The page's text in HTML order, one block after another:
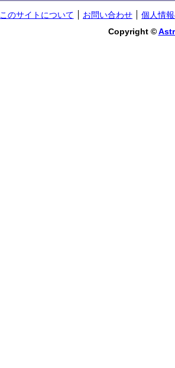
このサイトについて お問い合わせ
個人情
Copyright ©